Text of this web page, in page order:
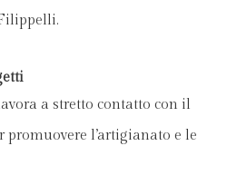
a stretto contatto con il
l’artigianato e le